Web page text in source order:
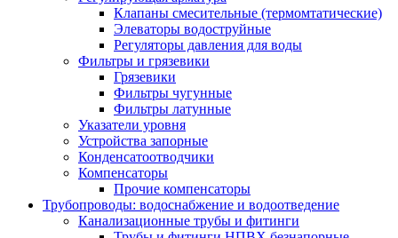
Клапаны смесительные (термомтатические)
Элеваторы водоструйные
Регуляторы давления для воды
Фильтры и грязевики
Грязевики
Фильтры чугунные
Фильтры латунные
Указатели уровня
Устройства запорные
Конденсатоотводчики
Компенсаторы
Прочие компенсаторы
Трубопроводы: водоснабжение и водоотведение
Канализационные трубы и фитинги